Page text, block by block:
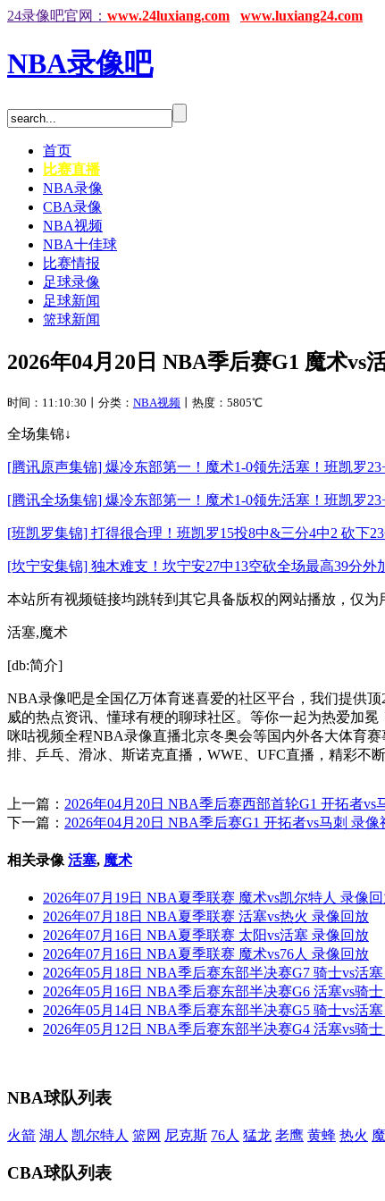
24录像吧官网： www.24luxiang.com www.luxiang24.com
NBA录像吧
首页
比赛直播
NBA录像
CBA录像
NBA视频
NBA十佳球
比赛情报
足球录像
足球新闻
篮球新闻
2026年04月20日 NBA季后赛G1 魔术vs
时间：11:10:30丨分类： NBA视频 丨热度：5805℃
全场集锦↓
[腾讯原声集锦] 爆冷东部第一！魔术1-0领先活塞！班凯罗
[腾讯全场集锦] 爆冷东部第一！魔术1-0领先活塞！班凯罗
[班凯罗集锦] 打得很合理！班凯罗15投8中&三分4中2 砍下
[坎宁安集锦] 独木难支！坎宁安27中13空砍全场最高39分外
本站所有视频链接均跳转到其它具备版权的网站播放，仅为
活塞,魔术
[db:简介]
NBA录像吧是全国亿万体育迷喜爱的社区平台，我们提供
威的热点资讯、懂球有梗的聊球社区。等你一起为热爱加
咪咕视频全程NBA录像直播北京冬奥会等国内外各大体育
排、乒乓、滑冰、斯诺克直播，WWE、UFC直播，精彩不断
上一篇： 2026年04月20日 NBA季后赛西部首轮G1 开拓者vs
下一篇： 2026年04月20日 NBA季后赛G1 开拓者vs马刺 录像
相关录像 活塞, 魔术
2026年07月19日 NBA夏季联赛 魔术vs凯尔特人 录像
2026年07月18日 NBA夏季联赛 活塞vs热火 录像回放
2026年07月16日 NBA夏季联赛 太阳vs活塞 录像回放
2026年07月16日 NBA夏季联赛 魔术vs76人 录像回放
2026年05月18日 NBA季后赛东部半决赛G7 骑士vs活
2026年05月16日 NBA季后赛东部半决赛G6 活塞vs骑
2026年05月14日 NBA季后赛东部半决赛G5 骑士vs活
2026年05月12日 NBA季后赛东部半决赛G4 活塞vs骑
NBA球队列表
火箭 湖人 凯尔特人 篮网 尼克斯 76人 猛龙 老鹰 黄蜂 热火
CBA球队列表